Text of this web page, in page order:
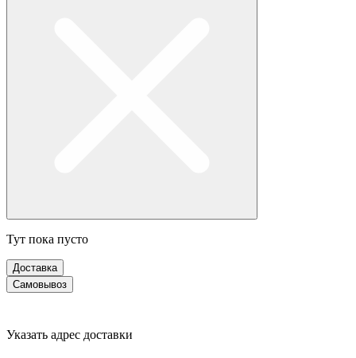
Тут пока пусто
Доставка
Самовывоз
Указать адрес доставки